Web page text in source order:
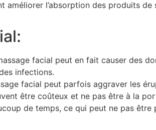
améliorer l’absorption des produits
facial peut en fait causer des
infections.
facial peut parfois aggraver les
être coûteux et ne pas être à la
de temps, ce qui peut ne pas être